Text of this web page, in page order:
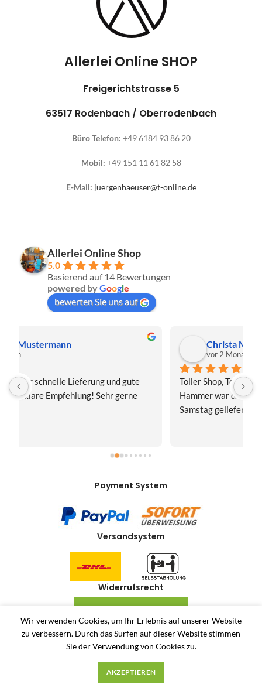
Allerlei Online SHOP
Freigerichtstrasse 5
63517 Rodenbach / Oberrodenbach
Büro Telefon: +49 6184 93 86 20
Mobil: +49 151 11 61 82 58
E-Mail: juergenhaeuser@t-online.de
Allerlei Online Shop
5.0
Basierend auf 14 Bewertungen
powered byGoogle
bewerten Sie uns auf
Christa Meis
Toller Shop, Top Qualität. Aber der absolute
Hammer war der Turboversand!!! Freitag bestellt,
Samstag geliefert! Mega, nur zu empfehlen👍
Payment System
Versandsystem
Widerrufsrecht
Allerlei-Online 2024Dienstleistungen Häuser. Antiquitäten und Second Hand
Produkte Online Shop.
Wir verwenden Cookies, um Ihr Erlebnis auf unserer Website
zu verbessern. Durch das Surfen auf dieser Website stimmen
Sie der Verwendung von Cookies zu.
AKZEPTIEREN